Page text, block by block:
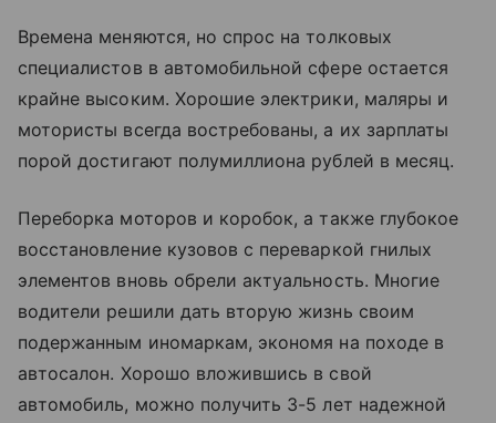
Времена меняются, но спрос на толковых
специалистов в автомобильной сфере остается
крайне высоким. Хорошие электрики, маляры и
мотористы всегда востребованы, а их зарплаты
порой достигают полумиллиона рублей в месяц.
Переборка моторов и коробок, а также глубокое
восстановление кузовов с переваркой гнилых
элементов вновь обрели актуальность. Многие
водители решили дать вторую жизнь своим
подержанным иномаркам, экономя на походе в
автосалон. Хорошо вложившись в свой
автомобиль, можно получить 3-5 лет надежной